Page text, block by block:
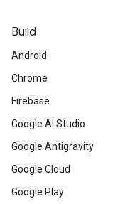
Build
Android
Chrome
Firebase
Google AI Studio
Google Antigravity
Google Cloud
Google Play